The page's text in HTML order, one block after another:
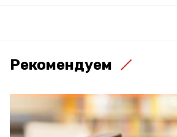
Рекомендуем